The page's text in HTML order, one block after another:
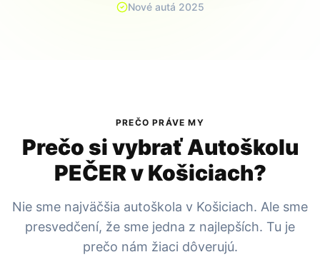
Nové autá 2025
PREČO PRÁVE MY
Prečo si vybrať Autoškolu
PEČER v Košiciach?
Nie sme najväčšia autoškola v Košiciach. Ale sme
presvedčení, že sme jedna z najlepších. Tu je
prečo nám žiaci dôverujú.